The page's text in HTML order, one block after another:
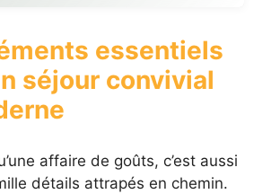
essentiels
séjour convivial
affaire de goûts, c’est aussi
détails attrapés en chemin.